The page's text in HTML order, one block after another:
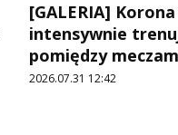
[GALERIA]
intensywnie
pomiędzy
2026.07.31 12:42